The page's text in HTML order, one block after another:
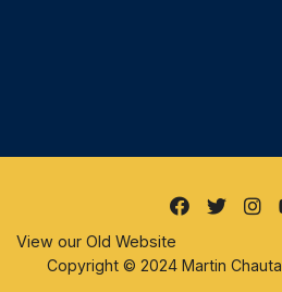
View our Old Website
Copyright © 2024 Martin